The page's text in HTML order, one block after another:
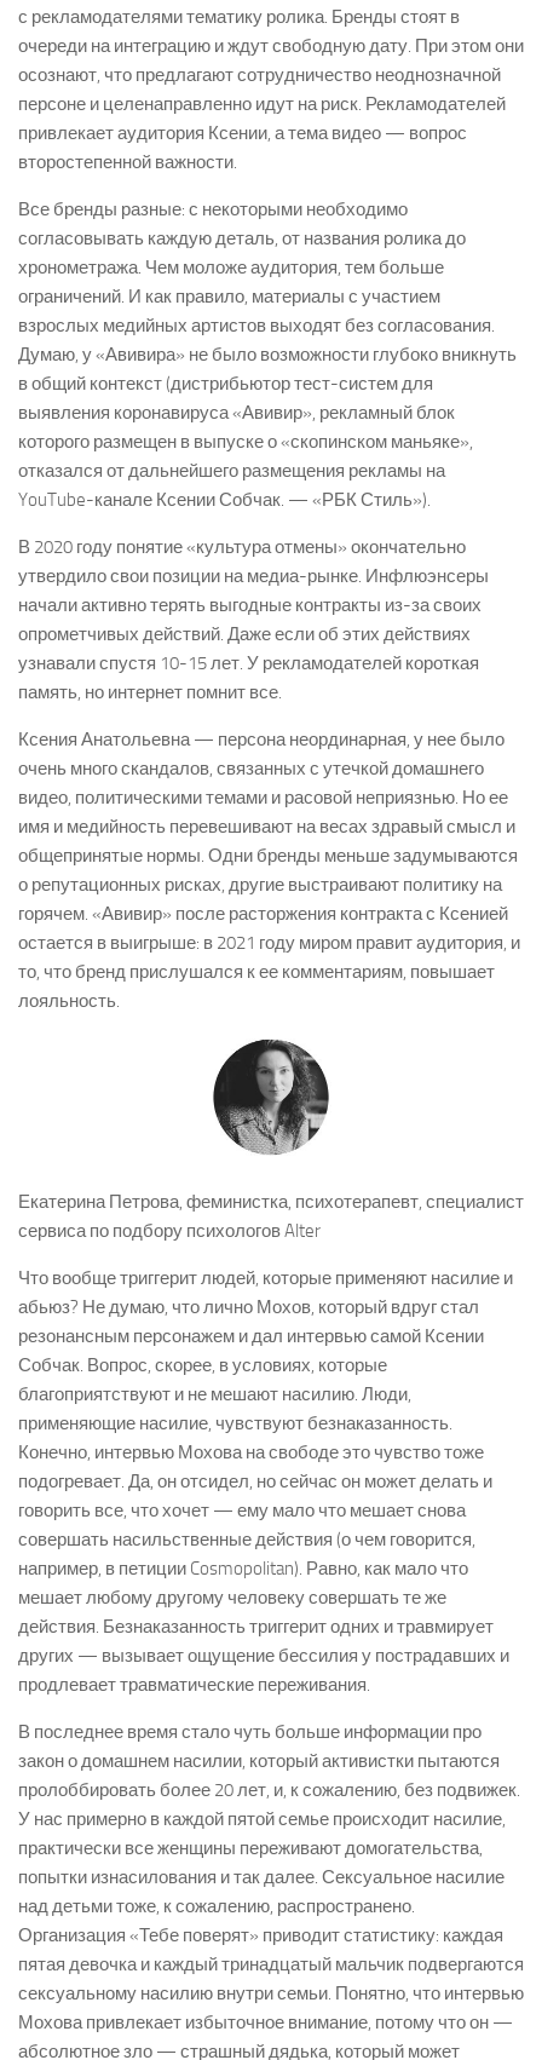
с рекламодателями тематику ролика. Бренды стоят в
очереди на интеграцию и ждут свободную дату. При этом они
осознают, что предлагают сотрудничество неоднозначной
персоне и целенаправленно идут на риск. Рекламодателей
привлекает аудитория Ксении, а тема видео — вопрос
второстепенной важности.
Все бренды разные: с некоторыми необходимо
согласовывать каждую деталь, от названия ролика до
хронометража. Чем моложе аудитория, тем больше
ограничений. И как правило, материалы с участием
взрослых медийных артистов выходят без согласования.
Думаю, у «Авивира» не было возможности глубоко вникнуть
в общий контекст (дистрибьютор тест-систем для
выявления коронавируса «Авивир», рекламный блок
которого размещен в выпуске о «скопинском маньяке»,
отказался от дальнейшего размещения рекламы на
YouTube-канале Ксении Собчак. — «РБК Стиль»).
В 2020 году понятие «культура отмены» окончательно
утвердило свои позиции на медиа-рынке. Инфлюэнсеры
начали активно терять выгодные контракты из-за своих
опрометчивых действий. Даже если об этих действиях
узнавали спустя 10-15 лет. У рекламодателей короткая
память, но интернет помнит все.
Ксения Анатольевна — персона неординарная, у нее было
очень много скандалов, связанных с утечкой домашнего
видео, политическими темами и расовой неприязнью. Но ее
имя и медийность перевешивают на весах здравый смысл и
общепринятые нормы. Одни бренды меньше задумываются
о репутационных рисках, другие выстраивают политику на
горячем. «Авивир» после расторжения контракта с Ксенией
остается в выигрыше: в 2021 году миром правит аудитория, и
то, что бренд прислушался к ее комментариям, повышает
лояльность.
Екатерина Петрова, феминистка, психотерапевт, специалист
сервиса по подбору психологов Alter
Что вообще триггерит людей, которые применяют насилие и
абьюз? Не думаю, что лично Мохов, который вдруг стал
резонансным персонажем и дал интервью самой Ксении
Собчак. Вопрос, скорее, в условиях, которые
благоприятствуют и не мешают насилию. Люди,
применяющие насилие, чувствуют безнаказанность.
Конечно, интервью Мохова на свободе это чувство тоже
подогревает. Да, он отсидел, но сейчас он может делать и
говорить все, что хочет — ему мало что мешает снова
совершать насильственные действия (о чем говорится,
например, в петиции Cosmopolitan). Равно, как мало что
мешает любому другому человеку совершать те же
действия. Безнаказанность триггерит одних и травмирует
других — вызывает ощущение бессилия у пострадавших и
продлевает травматические переживания.
В последнее время стало чуть больше информации про
закон о домашнем насилии, который активистки пытаются
пролоббировать более 20 лет, и, к сожалению, без подвижек.
У нас примерно в каждой пятой семье происходит насилие,
практически все женщины переживают домогательства,
попытки изнасилования и так далее. Сексуальное насилие
над детьми тоже, к сожалению, распространено.
Организация «Тебе поверят» приводит статистику: каждая
пятая девочка и каждый тринадцатый мальчик подвергаются
сексуальному насилию внутри семьи. Понятно, что интервью
Мохова привлекает избыточное внимание, потому что он —
абсолютное зло — страшный дядька, который может